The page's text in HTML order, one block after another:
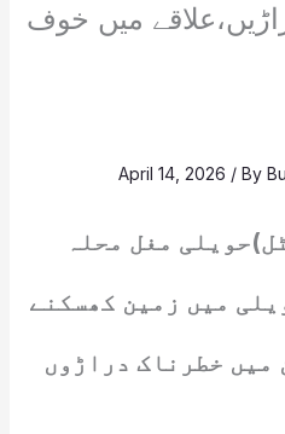
میں خوف
April 14, 2026 / By
مغل محلہ
میں زمین کھسکنے
میں خطرناک دراڑوں